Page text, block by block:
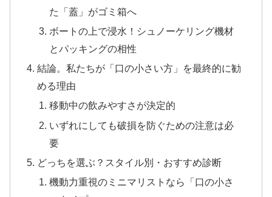
た「蓋」がゴミ箱へ
​ボートの上で浸水！シュノーケリング機材
とパッキングの相性
結論。私たちが「口の小さい方」を最終的に勧
める理由
移動中の飲みやすさが決定的
いずれにしても破損を防ぐための注意は必
要
どっちを選ぶ？スタイル別・おすすめ診断
​機動力重視のミニマリストなら「口の小さ